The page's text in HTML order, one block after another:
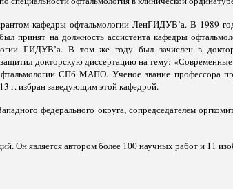
кафедры офтальмологии ЛенГИДУВ’а. В 1989
принят на должность ассистента кафедры
ГИДУВ’а. В том же году был зачислен в
докторскую диссертацию на тему:
СПб МАПО. Ученое звание
г. избран заведующим этой кафедрой.
федерального округа, сопредседателем
Он является автором более 100 научных работ и 11